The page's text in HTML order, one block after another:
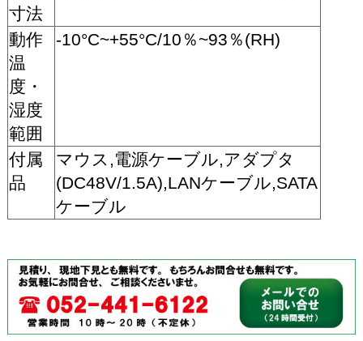
寸法
動作
温
度・
湿度
範囲
-10°C~+55°C/10％~93％(RH)
付属
品
マウス,電源ケーブル,アダプタ
(DC48V/1.5A),LANケーブル,SATA
ケーブル